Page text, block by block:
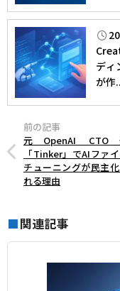
ディ
が作
前の記事
元OpenAI CTO
「Tinker」でAIファ
チューニングが民主化
れる理由
■関連記事